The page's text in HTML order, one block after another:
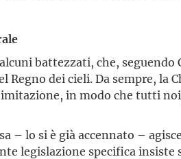
battezzati, che,
Regno dei cieli. Da sempre,
in modo che tutti
– lo si è già accennato –
legislazione specifica